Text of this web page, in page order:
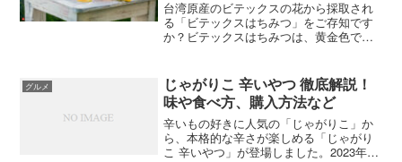
台湾原産のビテックスの花から採取され
る「ビテックスはちみつ」をご存知です
か？ビテックスはちみつは、黄金色で濃
アミノ酸などの栄養素が豊富に含まれて
いるほか、抗酸化作用や抗...
グルメ
じゃがりこ 辛いやつ 徹底解説！
味や食べ方、購入方法など
辛いもの好きに人気の「じゃがりこ」か
ら、本格的な辛さが楽しめる「じゃがり
こ 辛いやつ」が登場しました。2023年11